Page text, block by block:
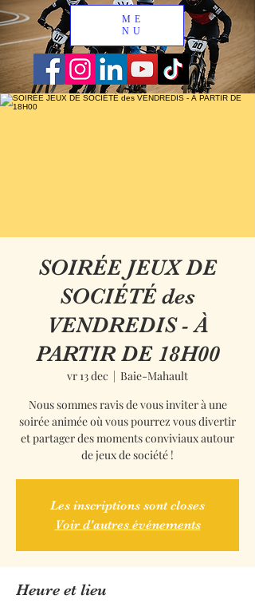
ME
NU
SOIRÉE JEUX DE
SOCIÉTÉ des
VENDREDIS - À
PARTIR DE 18H00
vr 13 dec
  |
Baie-Mahault
Nous sommes ravis de vous inviter à une
soirée animée où vous pourrez vous divertir
et partager des moments conviviaux autour
de jeux de société !
Les inscriptions sont closes
Voir d'autres événements
Heure et lieu